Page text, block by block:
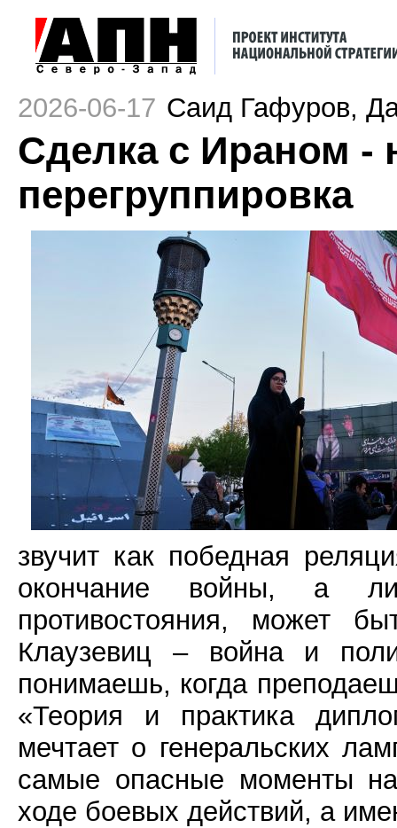
2026-06-17 Саид Гафуров,
Сделка с Ираном -
перегруппировка
звучит как победная
окончание войны, а
противостояния, может
Клаузевиц – война и
понимаешь, когда
«Теория и практика
мечтает о генеральских
самые опасные моменты
ходе боевых действий, а